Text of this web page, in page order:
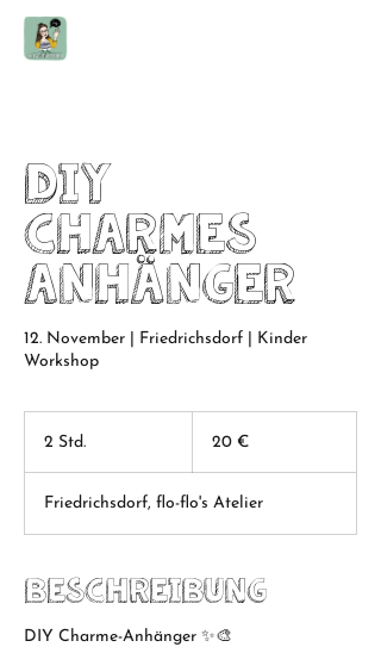
DIY
Charmes
Anhänger
12. November | Friedrichsdorf | Kinder
Workshop
2 Std.
d
.
20 €
Friedrichsdorf, flo-flo's Atelier
Beschreibung
DIY Charme-Anhänger ✨🎨